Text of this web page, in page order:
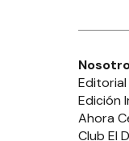
Editorial
Edición
Ahora
Club El